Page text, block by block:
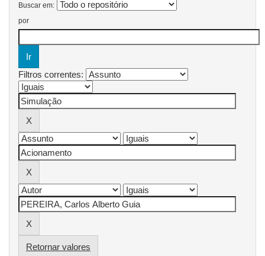
Buscar em:
por
Filtros correntes:
Retornar valores